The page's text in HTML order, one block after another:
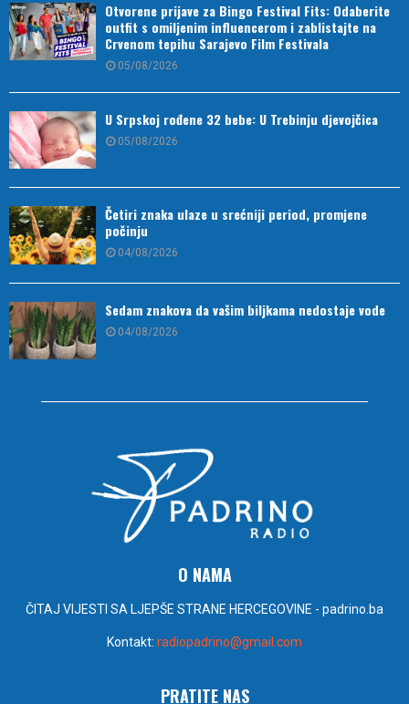
Otvorene prijave za Bingo Festival Fits: Odaberite
outfit s omiljenim influencerom i zablistajte na
Crvenom tepihu Sarajevo Film Festivala
05/08/2026
U Srpskoj rođene 32 bebe: U Trebinju djevojčica
05/08/2026
Četiri znaka ulaze u srećniji period, promjene
počinju
04/08/2026
Sedam znakova da vašim biljkama nedostaje vode
04/08/2026
O NAMA
ČITAJ VIJESTI SA LJEPŠE STRANE HERCEGOVINE - padrino.ba
Kontakt: radiopadrino@gmail.com
PRATITE NAS